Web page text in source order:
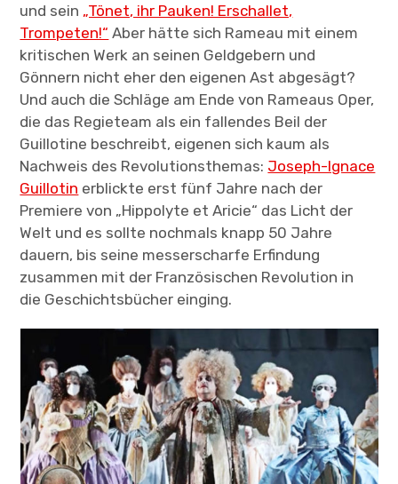
und sein „Tönet, ihr Pauken! Erschallet,
Trompeten!“ Aber hätte sich Rameau mit einem
kritischen Werk an seinen Geldgebern und
Gönnern nicht eher den eigenen Ast abgesägt?
Und auch die Schläge am Ende von Rameaus Oper,
die das Regieteam als ein fallendes Beil der
Guillotine beschreibt, eigenen sich kaum als
Nachweis des Revolutionsthemas: Joseph-Ignace
Guillotin erblickte erst fünf Jahre nach der
Premiere von „Hippolyte et Aricie“ das Licht der
Welt und es sollte nochmals knapp 50 Jahre
dauern, bis seine messerscharfe Erfindung
zusammen mit der Französischen Revolution in
die Geschichtsbücher einging.